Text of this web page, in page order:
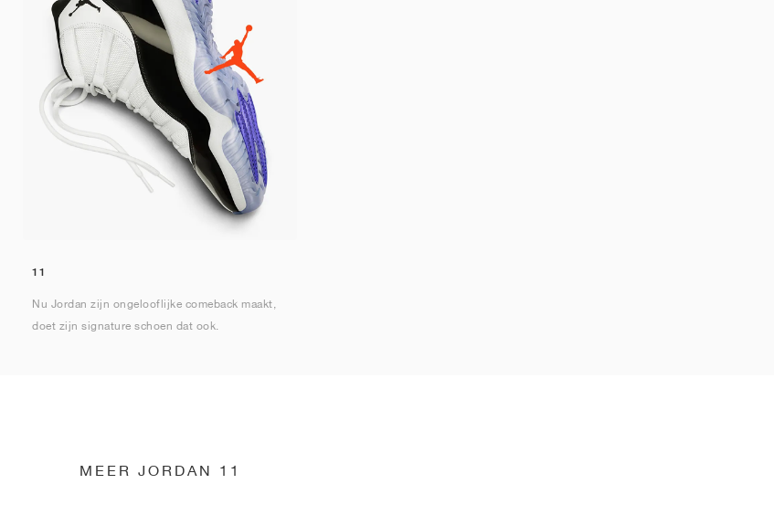
11
Nu Jordan zijn ongelooflijke comeback maakt,
doet zijn signature schoen dat ook.
MEER JORDAN 11